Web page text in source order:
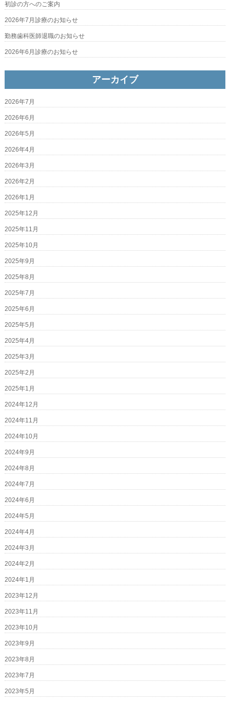
初診の方へのご案内
2026年7月診療のお知らせ
勤務歯科医師退職のお知らせ
2026年6月診療のお知らせ
アーカイブ
2026年7月
2026年6月
2026年5月
2026年4月
2026年3月
2026年2月
2026年1月
2025年12月
2025年11月
2025年10月
2025年9月
2025年8月
2025年7月
2025年6月
2025年5月
2025年4月
2025年3月
2025年2月
2025年1月
2024年12月
2024年11月
2024年10月
2024年9月
2024年8月
2024年7月
2024年6月
2024年5月
2024年4月
2024年3月
2024年2月
2024年1月
2023年12月
2023年11月
2023年10月
2023年9月
2023年8月
2023年7月
2023年5月